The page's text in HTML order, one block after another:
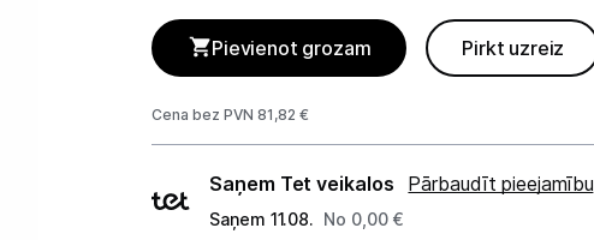
Pievienot grozam Pirkt uzreiz
Cena bez PVN 81,82 €
Piegādes
veidi
Saņem Tet veikalos Pārbaudīt pieejamību
Saņem 11.08. No 0,00 €